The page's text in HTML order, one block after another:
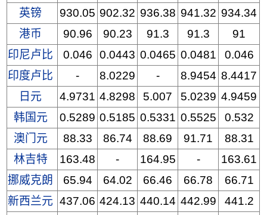
英镑
930.05 902.32 936.38 941.32 934.34
港币
90.96 90.23 91.3 91.3
91
印尼卢比
0.046 0.0443 0.0465 0.0481
0.046
印度卢比
- 8.0229 - 8.9454 8.4417
日元
4.9731 4.8298 5.007 5.0239 4.9459
韩国元
0.5289 0.5185 0.5331 0.5525
0.532
澳门元
88.33 86.74 88.69 91.71
88.31
林吉特
163.48 - 164.95 -
163.61
挪威克朗
65.94 64.02 66.46 66.78
66.71
新西兰元 437.06 424.13 440.14 442.99
441.2